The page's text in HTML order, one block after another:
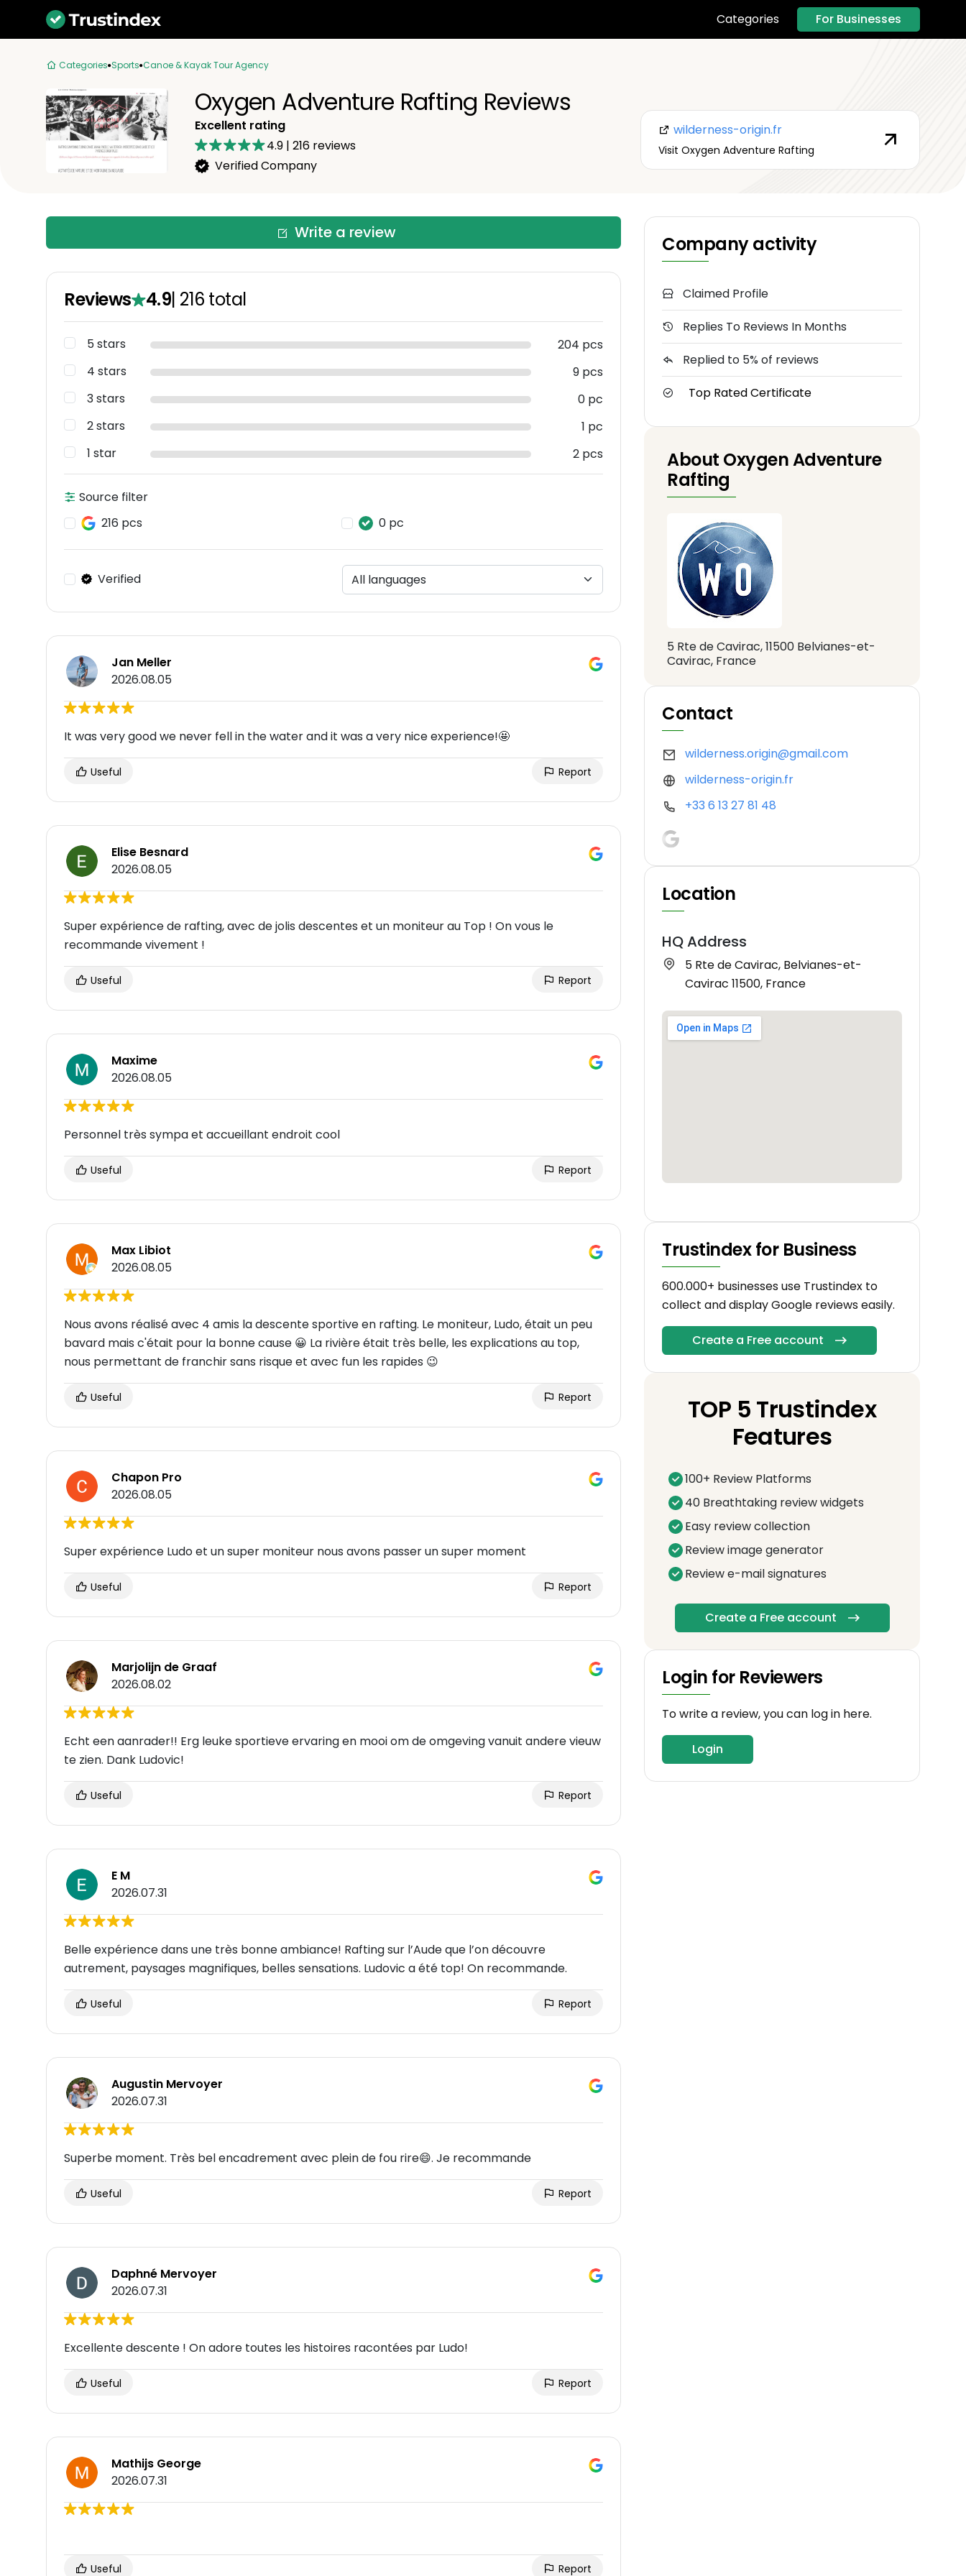
Categories For Businesses
Categories Sports Canoe & Kayak Tour Agency
Oxygen Adventure Rafting Reviews
Excellent rating
4.9 | 216reviews
Verified Company
wilderness-origin.fr
Visit Oxygen Adventure Rafting
Write a review
Reviews 4.9| 216 total
5 stars
204 pcs
4 stars
9 pcs
3 stars
0 pc
2 stars
1 pc
1 star
2 pcs
Source filter
216 pcs
0 pc
Verified
Jan Meller
2026.08.05
It was very good we never fell in the water and it was a very nice experience!🤩
Useful Report
Elise Besnard
2026.08.05
Super expérience de rafting, avec de jolis descentes et un moniteur au Top ! On vous le
recommande vivement !
Useful Report
Maxime
2026.08.05
Personnel très sympa et accueillant endroit cool
Useful Report
Max Libiot
2026.08.05
Nous avons réalisé avec 4 amis la descente sportive en rafting. Le moniteur, Ludo, était un peu
bavard mais c'était pour la bonne cause 😀 La rivière était très belle, les explications au top,
nous permettant de franchir sans risque et avec fun les rapides 😉
Useful Report
Chapon Pro
2026.08.05
Super expérience Ludo et un super moniteur nous avons passer un super moment
Useful Report
Marjolijn de Graaf
2026.08.02
Echt een aanrader!! Erg leuke sportieve ervaring en mooi om de omgeving vanuit andere vieuw
te zien. Dank Ludovic!
Useful Report
E M
2026.07.31
Belle expérience dans une très bonne ambiance! Rafting sur l’Aude que l’on découvre
autrement, paysages magnifiques, belles sensations. Ludovic a été top! On recommande.
Useful Report
Augustin Mervoyer
2026.07.31
Superbe moment. Très bel encadrement avec plein de fou rire😄. Je recommande
Useful Report
Daphné Mervoyer
2026.07.31
Excellente descente ! On adore toutes les histoires racontées par Ludo!
Useful Report
Mathijs George
2026.07.31
Useful Report
Company activity
Claimed Profile
Replies To Reviews In Months
Replied to 5% of reviews
Top Rated Certificate
About Oxygen Adventure
Rafting
5 Rte de Cavirac, 11500 Belvianes-et-
Cavirac, France
Contact
wilderness.origin@gmail.com
wilderness-origin.fr
+33 6 13 27 81 48
Location
HQ Address
5 Rte de Cavirac, Belvianes-et-
Cavirac 11500, France
Trustindex for Business
600.000+ businesses use Trustindex to
collect and display Google reviews easily.
Create a Free account
TOP 5 Trustindex
Features
100+ Review Platforms
40 Breathtaking review widgets
Easy review collection
Review image generator
Review e-mail signatures
Create a Free account
Login for Reviewers
To write a review, you can log in here.
Login